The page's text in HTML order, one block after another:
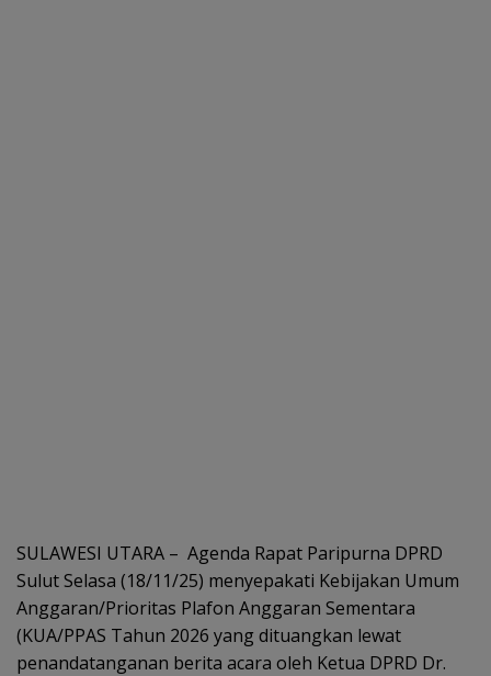
SULAWESI UTARA – Agenda Rapat Paripurna DPRD
Sulut Selasa (18/11/25) menyepakati Kebijakan Umum
Anggaran/Prioritas Plafon Anggaran Sementara
(KUA/PPAS Tahun 2026 yang dituangkan lewat
penandatanganan berita acara oleh Ketua DPRD Dr.